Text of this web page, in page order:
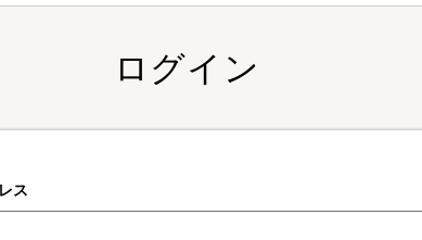
ログイン
ス